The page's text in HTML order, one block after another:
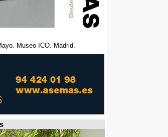
Museo ICO. Madrid.